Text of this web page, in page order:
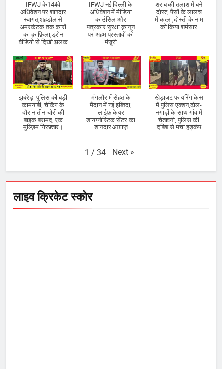
IFWJ के144वे
अधिवेशन पर शानदार
स्वागत,शहडोल से
अमरकंटक तक कारों
का क़ाफ़िला,ड्रोन
वीडियो से दिखी झलक
IFWJ नई दिल्ली के
अधिवेशन में मीडिया
काउंसिल और
पत्रकार सुरक्षा क़ानून
पर अहम प्रस्तावों को
मंज़ूरी
शराब की तलाश में बने
दोस्त, पैसों के लालच
में कत्ल ,दोस्ती के नाम
को किया शर्मसार
झबरेड़ा पुलिस की बड़ी
कामयाबी, चेकिंग के
दौरान तीन चोरी की
बाइक बरामद, एक
मुल्ज़िम गिरफ़्तार।
मंगलौर में सेहत के
मैदान में नई इब्तिदा,
लाईफ़ केयर
डायग्नोस्टिक सेंटर का
शानदार आग़ाज़
खेड़ाजट फायरिंग केस
में पुलिस एक्शन,ढोल-
नगाड़ों के साथ गांव में
चेतावनी, पुलिस की
दबिश से मचा हड़कंप
1 / 34 Next »
लाइव क्रिकेट स्कोर